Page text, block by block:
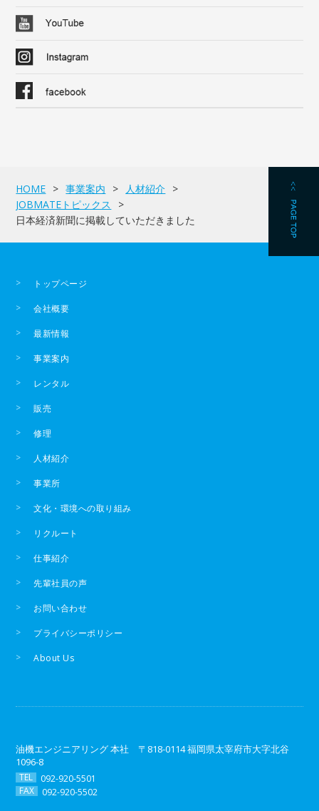
HOME 事業案内
人材紹介
JOBMATEトピックス
日本経済新聞に掲載していただきました
トップページ
会社概要
最新情報
事業案内
レンタル
販売
修理
人材紹介
事業所
文化・環境への取り組み
リクルート
仕事紹介
先輩社員の声
お問い合わせ
プライバシーポリシー
About Us
油機エンジニアリング 本社 〒818-0114 福岡県太宰府市大字北谷
1096-8
TEL
092-920-5501
FAX
092-920-5502